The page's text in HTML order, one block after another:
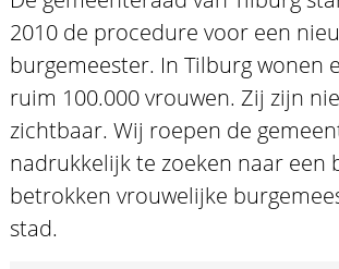
2010 de procedure voor een
burgemeester. In Tilburg wonen
ruim 100.000 vrouwen. Zij zijn
zichtbaar. Wij roepen de
nadrukkelijk te zoeken naar een
betrokken vrouwelijke
stad.